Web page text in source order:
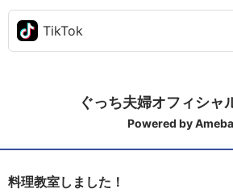
TikTok
ぐっち夫婦オフィシャ
Powered by Ameba
料理教室しました！